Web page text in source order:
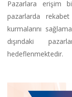
Pazarlara erişim
pazarlarda
kurmalarını
dışındaki
hedeflenmektedir.